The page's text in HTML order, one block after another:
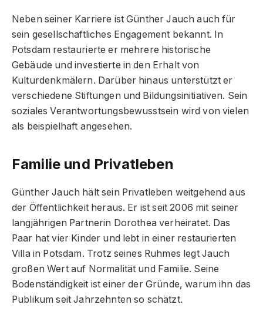
Neben seiner Karriere ist Günther Jauch auch für
sein gesellschaftliches Engagement bekannt. In
Potsdam restaurierte er mehrere historische
Gebäude und investierte in den Erhalt von
Kulturdenkmälern. Darüber hinaus unterstützt er
verschiedene Stiftungen und Bildungsinitiativen. Sein
soziales Verantwortungsbewusstsein wird von vielen
als beispielhaft angesehen.
Familie und Privatleben
Günther Jauch hält sein Privatleben weitgehend aus
der Öffentlichkeit heraus. Er ist seit 2006 mit seiner
langjährigen Partnerin Dorothea verheiratet. Das
Paar hat vier Kinder und lebt in einer restaurierten
Villa in Potsdam. Trotz seines Ruhmes legt Jauch
großen Wert auf Normalität und Familie. Seine
Bodenständigkeit ist einer der Gründe, warum ihn das
Publikum seit Jahrzehnten so schätzt.